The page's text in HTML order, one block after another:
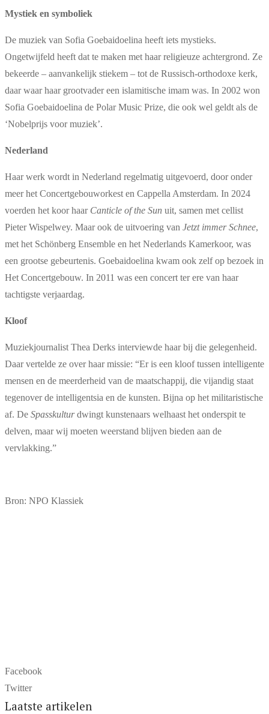
Mystiek en symboliek
De muziek van Sofia Goebaidoelina heeft iets mystieks.
Ongetwijfeld heeft dat te maken met haar religieuze achtergrond. Ze
bekeerde – aanvankelijk stiekem – tot de Russisch-orthodoxe kerk,
daar waar haar grootvader een islamitische imam was. In 2002 won
Sofia Goebaidoelina de Polar Music Prize, die ook wel geldt als de
‘Nobelprijs voor muziek’.
Nederland
Haar werk wordt in Nederland regelmatig uitgevoerd, door onder
meer het Concertgebouworkest en Cappella Amsterdam. In 2024
voerden het koor haar Canticle of the Sun uit, samen met cellist
Pieter Wispelwey. Maar ook de uitvoering van Jetzt immer Schnee,
met het Schönberg Ensemble en het Nederlands Kamerkoor, was
een grootse gebeurtenis. Goebaidoelina kwam ook zelf op bezoek in
Het Concertgebouw. In 2011 was een concert ter ere van haar
tachtigste verjaardag.
Kloof
Muziekjournalist Thea Derks interviewde haar bij die gelegenheid.
Daar vertelde ze over haar missie: “Er is een kloof tussen intelligente
mensen en de meerderheid van de maatschappij, die vijandig staat
tegenover de intelligentsia en de kunsten. Bijna op het militaristische
af. De Spasskulturdwingt kunstenaars welhaast het onderspit te
delven, maar wij moeten weerstand blijven bieden aan de
vervlakking.”
Bron: NPO Klassiek
Facebook
Twitter
Laatste artikelen